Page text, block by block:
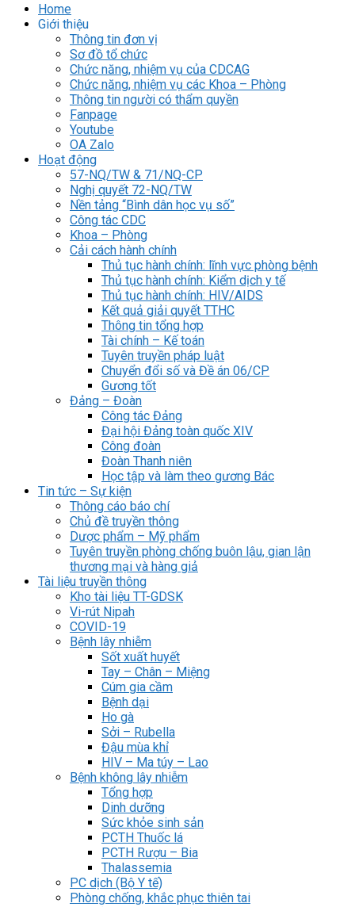
Home
Giới thiệu
Thông tin đơn vị
Sơ đồ tổ chức
Chức năng, nhiệm vụ của CDCAG
Chức năng, nhiệm vụ các Khoa – Phòng
Thông tin người có thẩm quyền
Fanpage
Youtube
OA Zalo
Hoạt động
57-NQ/TW & 71/NQ-CP
Nghị quyết 72-NQ/TW
Nền tảng “Bình dân học vụ số”
Công tác CDC
Khoa – Phòng
Cải cách hành chính
Thủ tục hành chính: lĩnh vực phòng bệnh
Thủ tục hành chính: Kiểm dịch y tế
Thủ tục hành chính: HIV/AIDS
Kết quả giải quyết TTHC
Thông tin tổng hợp
Tài chính – Kế toán
Tuyên truyền pháp luật
Chuyển đổi số và Đề án 06/CP
Gương tốt
Đảng – Đoàn
Công tác Đảng
Đại hội Đảng toàn quốc XIV
Công đoàn
Đoàn Thanh niên
Học tập và làm theo gương Bác
Tin tức – Sự kiện
Thông cáo báo chí
Chủ đề truyền thông
Dược phẩm – Mỹ phẩm
Tuyên truyền phòng chống buôn lậu, gian lận
thương mại và hàng giả
Tài liệu truyền thông
Kho tài liệu TT-GDSK
Vi-rút Nipah
COVID-19
Bệnh lây nhiễm
Sốt xuất huyết
Tay – Chân – Miệng
Cúm gia cầm
Bệnh dại
Ho gà
Sởi – Rubella
Đậu mùa khỉ
HIV – Ma túy – Lao
Bệnh không lây nhiễm
Tổng hợp
Dinh dưỡng
Sức khỏe sinh sản
PCTH Thuốc lá
PCTH Rượu – Bia
Thalassemia
PC dịch (Bộ Y tế)
Phòng chống, khắc phục thiên tai